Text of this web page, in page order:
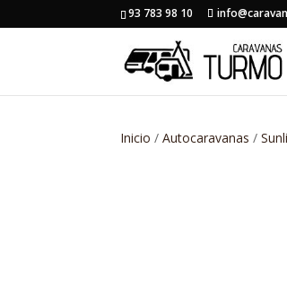
93 783 98 10
Inicio /Autocaravanas /